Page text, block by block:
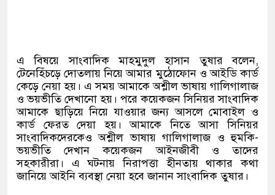
এ বিষয়ে সাংবাদিক মাহমুদুল হাসান তুষার বলেন,
টেনেহিঁচড়ে দোতলায় নিয়ে আমার মুঠোফোন ও আইডি কার্ড
কেড়ে নেয়া হয়। এ সময় আমাকে অশ্লীল ভাষায় গালিগালাজ
ও ভয়ভীতি দেখানো হয়। পরে কয়েকজন সিনিয়র সাংবাদিক
আমাকে ছাড়িয়ে নিয়ে যাওয়ার জন্য আসলে মোবাইল ও
কার্ড ফেরত দেয়া হয়। আমাকে নিতে আসা সিনিয়র
সাংবাদিকদেরকেও অশ্লীল ভাষায় গালিগালাজ ও হুমকি-
ভয়ভীতি দেখান কয়েকজন আইনজীবী ও তাদের
সহকারীরা। এ ঘটনায় নিরাপত্তা হীনতায় থাকার কথা
জানিয়ে আইনি ব্যবস্থা নেয়া হবে জানান সাংবাদিক তুষার।